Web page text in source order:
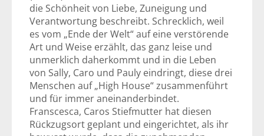
die Schönheit von Liebe, Zuneigung und
Verantwortung beschreibt. Schrecklich, weil
es vom „Ende der Welt“ auf eine verstörende
Art und Weise erzählt, das ganz leise und
unmerklich daherkommt und in die Leben
von Sally, Caro und Pauly eindringt, diese drei
Menschen auf „High House“ zusammenführt
und für immer aneinanderbindet.
Franscesca, Caros Stiefmutter hat diesen
Rückzugsort geplant und eingerichtet, als ihr